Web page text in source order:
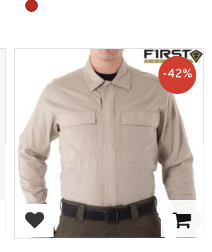
Lägg till i favoriter
42%